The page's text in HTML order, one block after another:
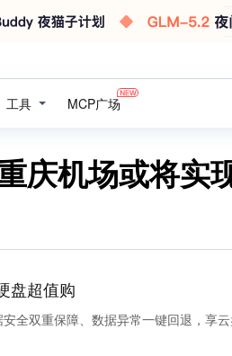
工具 MCP广场
庆机场或将实
盘超值购
安全双重保障、数据异常一键回退，享